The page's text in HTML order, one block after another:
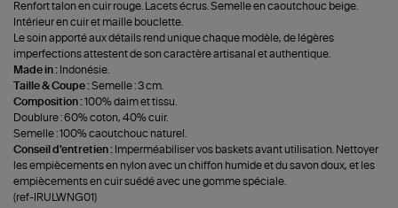
Renfort talon en cuir rouge. Lacets écrus. Semelle en caoutchouc beige.
Intérieur en cuir et maille bouclette.
Le soin apporté aux détails rend unique chaque modèle, de légères
imperfections attestent de son caractère artisanal et authentique.
Made in : Indonésie.
Taille & Coupe :Semelle : 3 cm.
Composition :100% daim et tissu.
Doublure : 60% coton, 40% cuir.
Semelle : 100% caoutchouc naturel.
Conseil d'entretien : Imperméabiliser vos baskets avant utilisation. Nettoyer
les empiècements en nylon avec un chiffon humide et du savon doux, et les
empiècements en cuir suédé avec une gomme spéciale.
(ref-IRULWNG01)